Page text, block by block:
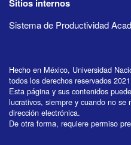
Sitios internos
Sistema de Productividad
Hecho en México, Universidad
todos los derechos reservados
Esta página y sus contenidos
lucrativos, siempre y cuando no
dirección electrónica.
De otra forma, requiere permiso